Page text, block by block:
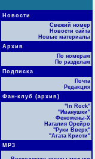
Новости
Свежий номер
Новости сайта
Новые материалы
Архив
По номерам
По разделам
Подписка
Почта
Редакция
Фан-клуб (архив)
"In Rock"
"Иванушки"
Феномены-Х
Наталия Орейро
"Руки Вверх"
"Агата Кристи"
МР3